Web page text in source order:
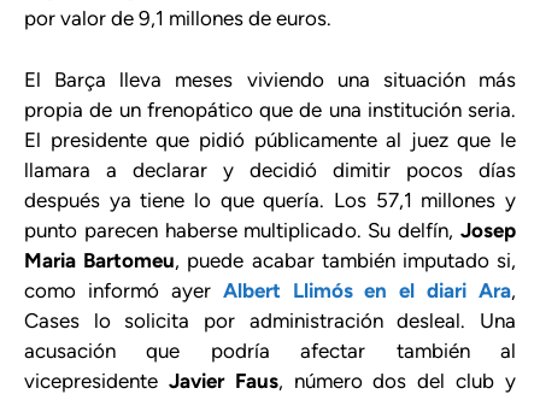
por valor de 9,1 millones de euros.
El Barça lleva meses viviendo una situación más
propia de un frenopático que de una institución seria.
El presidente que pidió públicamente al juez que le
llamara a declarar y decidió dimitir pocos días
después ya tiene lo que quería. Los 57,1 millones y
punto parecen haberse multiplicado. Su delfín, Josep
Maria Bartomeu, puede acabar también imputado si,
como informó ayer Albert Llimós en el diari Ara,
Cases lo solicita por administración desleal. Una
acusación que podría afectar también al
vicepresidente Javier Faus, número dos del club y